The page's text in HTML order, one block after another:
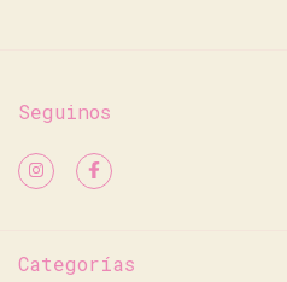
Seguinos
Categorías